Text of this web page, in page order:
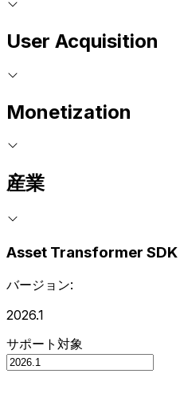
User Acquisition
Monetization
産業
Asset Transformer SDK
バージョン:
2026.1
サポート対象